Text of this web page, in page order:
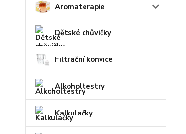
Aromaterapie
Dětské chůvičky
Filtrační konvice
Alkoholtestry
Kalkulačky